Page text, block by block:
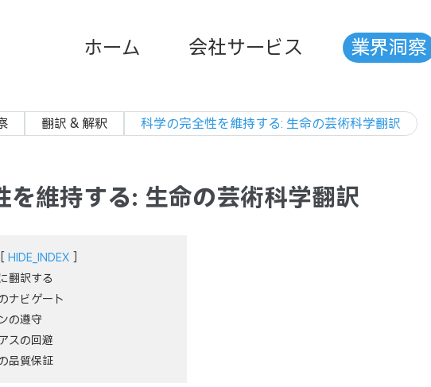
ホーム 会社サービス 業界洞察
翻訳 & 解釈 科学の完全性を維持する: 生命の芸術科学翻訳
を維持する: 生命の芸術科学翻訳
HIDE_INDEX
翻訳する
ナビゲート
の遵守
スの回避
品質保証